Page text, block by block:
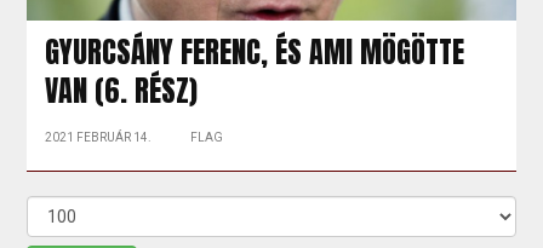
GYURCSÁNY FERENC, ÉS AMI MÖGÖTTE
VAN (6. RÉSZ)
2021 FEBRUÁR 14. FLAG